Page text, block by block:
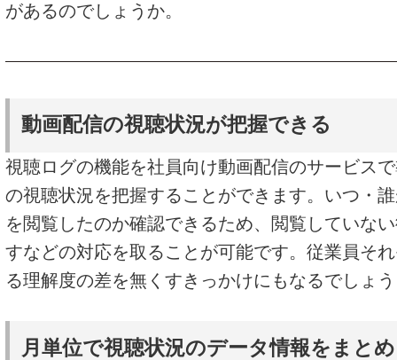
があるのでしょうか。
動画配信の視聴状況が把握できる
視聴ログの機能を社員向け動画配信のサービス
の視聴状況を把握することができます。いつ・
を閲覧したのか確認できるため、閲覧していな
すなどの対応を取ることが可能です。従業員そ
る理解度の差を無くすきっかけにもなるでしょ
月単位で視聴状況のデータ情報をまと